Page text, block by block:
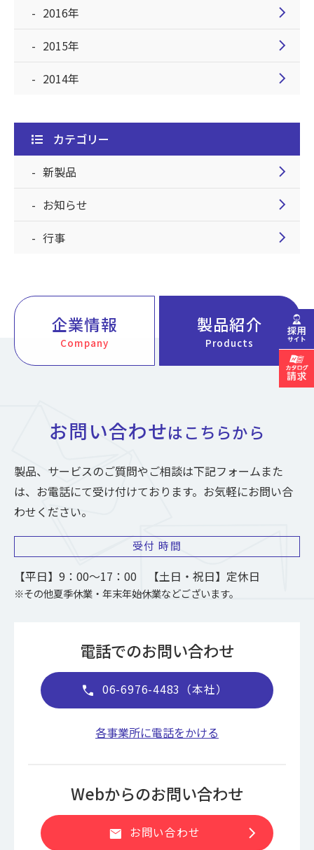
2016年 chevron_right
2015年 chevron_right
2014年 chevron_right
カテゴリー
新製品
chevron_right
お知らせ chevron_right
行事 chevron_right
企業情報
Company
製品紹介
Products
お問い合わせはこちらから
製品、サービスのご質問やご相談は下記フォームまた
は、お電話にて受け付けております。お気軽にお問い合
わせください。
受付 時間
【平日】9：00～17：00 【土日・祝日】定休日
※その他夏季休業・年末年始休業などございます。
電話でのお問い合わせ
call 06-6976-4483（本社）
各事業所に電話をかける
Webからのお問い合わせ
mail お問い合わせ chevron_right